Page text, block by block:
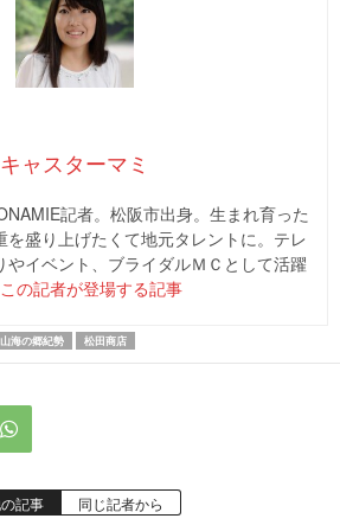
キャスターマミ
記者。松阪市出身。生まれ育った
を盛り上げたくて地元タレントに。テレ
やイベント、ブライダルＭＣとして活躍
この記者が登場する記事
山海の郷紀勢 松田商店
記事 同じ記者から